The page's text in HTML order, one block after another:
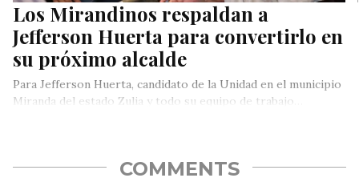
Los Mirandinos respaldan a
Jefferson Huerta para convertirlo en
su próximo alcalde
Para Jefferson Huerta, candidato de la Unidad en el municipio
Miranda del estado Zulia y todo su equipo de trabajo…
COMMENTS